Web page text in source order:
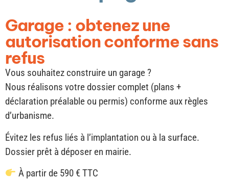
Garage : obtenez une
autorisation conforme sans
refus
Vous souhaitez construire un garage ?
Nous réalisons votre dossier complet (plans +
déclaration préalable ou permis) conforme aux règles
d’urbanisme.
Évitez les refus liés à l’implantation ou à la surface.
Dossier prêt à déposer en mairie.
À partir de 590 € TTC